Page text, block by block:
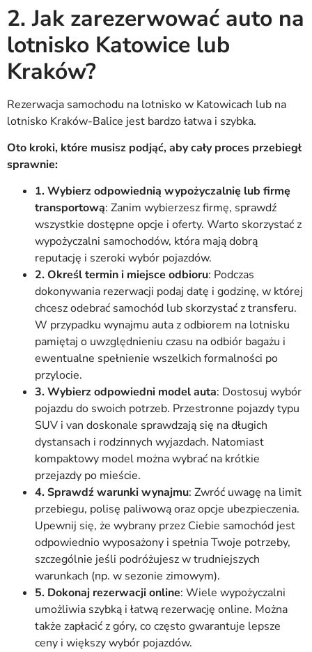
2. Jak zarezerwować auto na
lotnisko Katowice lub
Kraków?
Rezerwacja samochodu na lotnisko w Katowicach lub na
lotnisko Kraków-Balice jest bardzo łatwa i szybka.
Oto kroki, które musisz podjąć, aby cały proces przebiegł
sprawnie:
1. Wybierz odpowiednią wypożyczalnię lub firmę
transportową: Zanim wybierzesz firmę, sprawdź
wszystkie dostępne opcje i oferty. Warto skorzystać z
wypożyczalni samochodów, która mają dobrą
reputację i szeroki wybór pojazdów.
2. Określ termin i miejsce odbioru: Podczas
dokonywania rezerwacji podaj datę i godzinę, w której
chcesz odebrać samochód lub skorzystać z transferu.
W przypadku wynajmu auta z odbiorem na lotnisku
pamiętaj o uwzględnieniu czasu na odbiór bagażu i
ewentualne spełnienie wszelkich formalności po
przylocie.
3. Wybierz odpowiedni model auta: Dostosuj wybór
pojazdu do swoich potrzeb. Przestronne pojazdy typu
SUV i van doskonale sprawdzają się na długich
dystansach i rodzinnych wyjazdach. Natomiast
kompaktowy model można wybrać na krótkie
przejazdy po mieście.
4. Sprawdź warunki wynajmu: Zwróć uwagę na limit
przebiegu, polisę paliwową oraz opcje ubezpieczenia.
Upewnij się, że wybrany przez Ciebie samochód jest
odpowiednio wyposażony i spełnia Twoje potrzeby,
szczególnie jeśli podróżujesz w trudniejszych
warunkach (np. w sezonie zimowym).
5. Dokonaj rezerwacji online: Wiele wypożyczalni
umożliwia szybką i łatwą rezerwację online. Można
także zapłacić z góry, co często gwarantuje lepsze
ceny i większy wybór pojazdów.